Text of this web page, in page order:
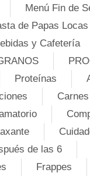
Menú Fin de
de Papas Locas
y Cafetería
Proteínas
de las 6
Frappes